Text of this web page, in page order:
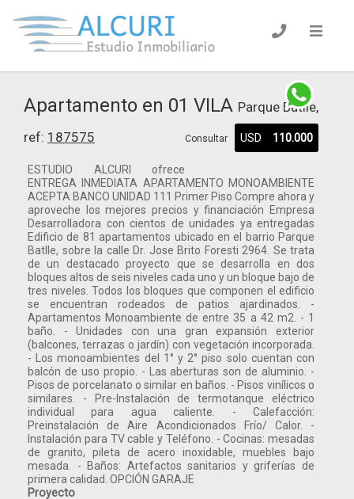
Apartamento en 01 VILA Parque Batlle,
ref: 187575 Consultar USD 110.000
ESTUDIO ALCURI ofrece
ENTREGA INMEDIATA APARTAMENTO MONOAMBIENTE
ACEPTA BANCO UNIDAD 111 Primer Piso Compre ahora y
aproveche los mejores precios y financiación Empresa
Desarrolladora con cientos de unidades ya entregadas
Edificio de 81 apartamentos ubicado en el barrio Parque
Batlle, sobre la calle Dr. Jose Brito Foresti 2964. Se trata
de un destacado proyecto que se desarrolla en dos
bloques altos de seis niveles cada uno y un bloque bajo de
tres niveles. Todos los bloques que componen el edificio
se encuentran rodeados de patios ajardinados. -
Apartamentos Monoambiente de entre 35 a 42 m2. - 1
baño. - Unidades con una gran expansión exterior
(balcones, terrazas o jardín) con vegetación incorporada.
- Los monoambientes del 1° y 2° piso solo cuentan con
balcón de uso propio. - Las aberturas son de aluminio. -
Pisos de porcelanato o similar en baños. - Pisos vinílicos o
similares. - Pre-Instalación de termotanque eléctrico
individual para agua caliente. - Calefacción:
Preinstalación de Aire Acondicionados Frío/ Calor. -
Instalación para TV cable y Teléfono. - Cocinas: mesadas
de granito, pileta de acero inoxidable, muebles bajo
mesada. - Baños: Artefactos sanitarios y griferías de
primera calidad. OPCIÓN GARAJE
Proyecto